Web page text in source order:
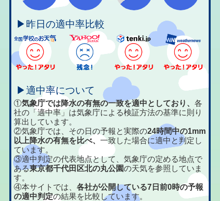
▶昨日の適中率比較
▶適中率について
①気象庁では降水の有無の一致を適中としており、各
社の「適中率」は気象庁による検証方法の基準に則り
算出しています。
②気象庁では、その日の予報と実際の24時間中の1mm
以上降水の有無を比べ、一致した場合に適中と判定し
ています。
③適中判定の代表地点として、気象庁の定める地点で
ある東京都千代田区北の丸公園の天気を参照していま
す。
④本サイトでは、各社が公開している7日前0時の予報
の適中判定の結果を比較しています。